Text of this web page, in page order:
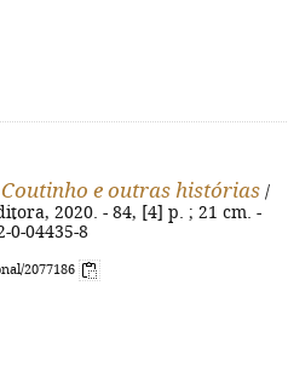
e outras histórias /
2020. - 84, [4] p. ; 21 cm. -
0-04435-8
2077186